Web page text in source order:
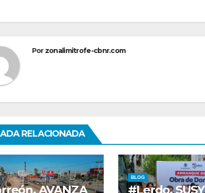
Por zonalimitrofe-cbnr.com
RELACIONADA
AVANZA
BLOG
#Lerdo. SUSY